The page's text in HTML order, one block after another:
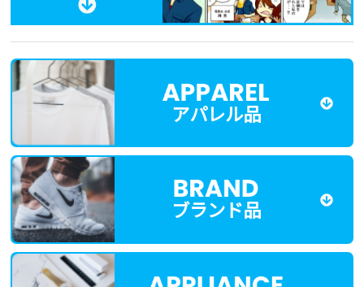
アパレル品
ブランド品